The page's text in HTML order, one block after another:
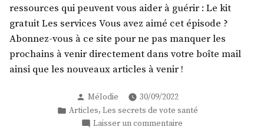
l’infertilité,
fausses
couches
et
autres
grossesses
ressources qui peuvent vous aider à guérir : Le kit
gratuit Les services Vous avez aimé cet épisode ?
Abonnez-vous à ce site pour ne pas manquer les
prochains à venir directement dans votre boîte mail
ainsi que les nouveaux articles à venir !
Publié
par
Mélodie
30/09/2022
Publié
dans
Articles, Les secrets de vote santé
Laisser un commentaire